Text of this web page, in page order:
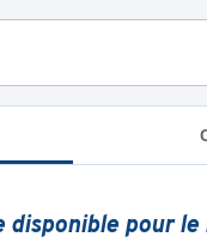
disponible pour